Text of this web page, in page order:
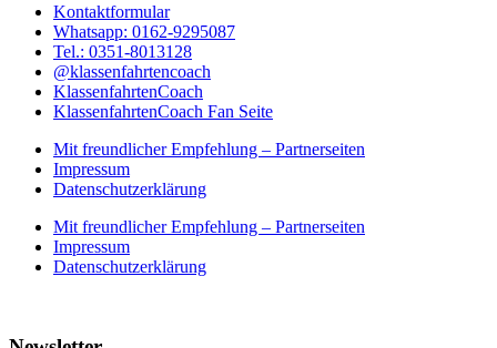
Kontaktformular
Whatsapp: 0162-9295087
Tel.: 0351-8013128
@klassenfahrtencoach
KlassenfahrtenCoach
KlassenfahrtenCoach Fan Seite
Mit freundlicher Empfehlung – Partnerseiten
Impressum
Datenschutzerklärung
Mit freundlicher Empfehlung – Partnerseiten
Impressum
Datenschutzerklärung